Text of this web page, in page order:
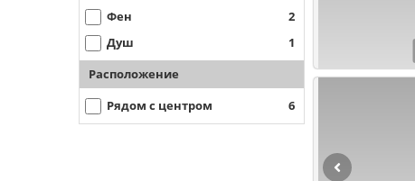
Фен
2
Душ
1
Расположение
Рядом с центром 6